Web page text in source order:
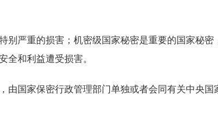
严重的损害；机密级国家秘密是重要的国家秘密
全和利益遭受损害。
国家保密行政管理部门单独或者会同有关中央国